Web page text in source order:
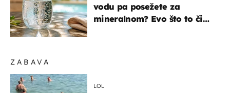
ZABAVA
LOL
vodu pa posežete za
mineralnom? Evo što to čini